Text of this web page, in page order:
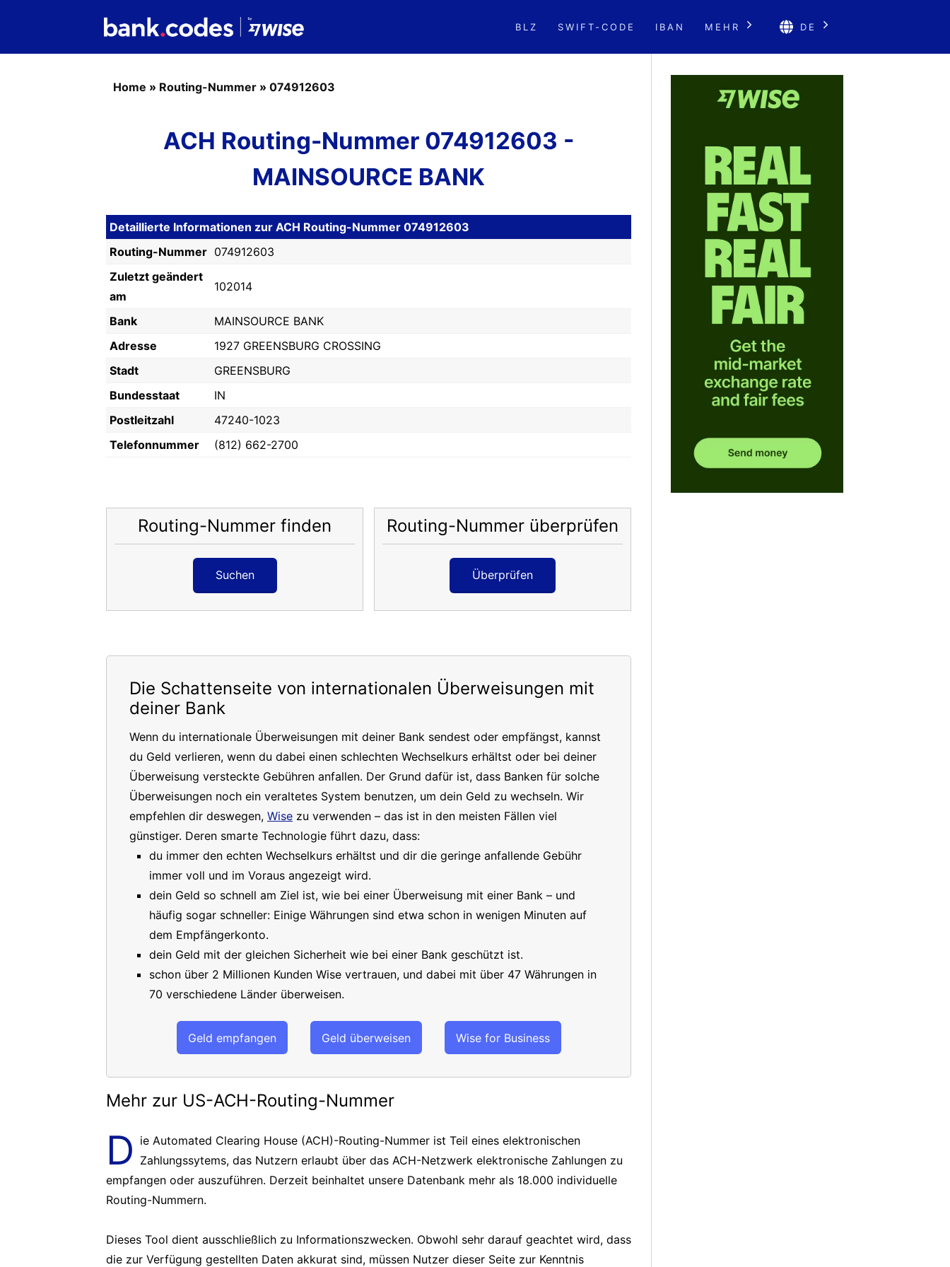
BLZ SWIFT-CODE IBAN MEHR DE
Home » Routing-Nummer » 074912603
ACH Routing-Nummer 074912603 -
MAINSOURCE BANK
Detaillierte Informationen zur ACH Routing-Nummer 074912603
Routing-Nummer 074912603
Zuletzt geändert
am
102014
Bank
MAINSOURCE BANK
Adresse
1927 GREENSBURG CROSSING
Stadt
GREENSBURG
Bundesstaat
IN
Postleitzahl
47240-1023
Telefonnummer
(812) 662-2700
Routing-Nummer finden
Suchen
Routing-Nummer überprüfen
Überprüfen
Die Schattenseite von internationalen Überweisungen mit
deiner Bank
Wenn du internationale Überweisungen mit deiner Bank sendest oder empfängst, kannst
du Geld verlieren, wenn du dabei einen schlechten Wechselkurs erhältst oder bei deiner
Überweisung versteckte Gebühren anfallen. Der Grund dafür ist, dass Banken für solche
Überweisungen noch ein veraltetes System benutzen, um dein Geld zu wechseln. Wir
empfehlen dir deswegen, Wise zu verwenden – das ist in den meisten Fällen viel
günstiger. Deren smarte Technologie führt dazu, dass:
du immer den echten Wechselkurs erhältst und dir die geringe anfallende Gebühr
immer voll und im Voraus angezeigt wird.
dein Geld so schnell am Ziel ist, wie bei einer Überweisung mit einer Bank – und
häufig sogar schneller: Einige Währungen sind etwa schon in wenigen Minuten auf
dem Empfängerkonto.
dein Geld mit der gleichen Sicherheit wie bei einer Bank geschützt ist.
schon über 2 Millionen Kunden Wise vertrauen, und dabei mit über 47 Währungen in
70 verschiedene Länder überweisen.
Geld empfangen Geld überweisen Wise for Business
Mehr zur US-ACH-Routing-Nummer
D ie Automated Clearing House (ACH)-Routing-Nummer ist Teil eines elektronischen
Zahlungssytems, das Nutzern erlaubt über das ACH-Netzwerk elektronische Zahlungen zu
empfangen oder auszuführen. Derzeit beinhaltet unsere Datenbank mehr als 18.000 individuelle
Routing-Nummern.
Dieses Tool dient ausschließlich zu Informationszwecken. Obwohl sehr darauf geachtet wird, dass
die zur Verfügung gestellten Daten akkurat sind, müssen Nutzer dieser Seite zur Kenntnis